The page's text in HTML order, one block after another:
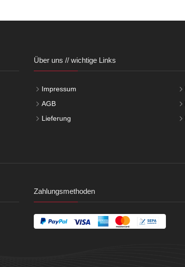
Über uns // wichtige Links
Impressum
AGB
Lieferung
Zahlungsmethoden